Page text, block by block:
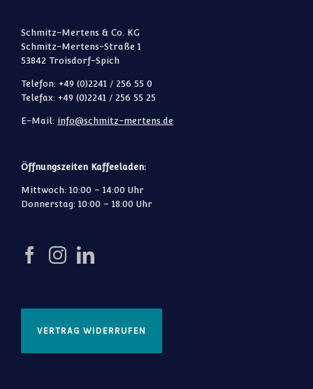
Schmitz-Mertens & Co. KG
Schmitz-Mertens-Straße 1
53842 Troisdorf-Spich
Telefon: +49 (0)2241 / 256 55 0
Telefax: +49 (0)2241 / 256 55 25
E-Mail: info@schmitz-mertens.de
Öffnungszeiten Kaffeeladen:
Mittwoch: 10:00 – 14:00 Uhr
Donnerstag: 10:00 – 18:00 Uhr
VERTRAG WIDERRUFEN